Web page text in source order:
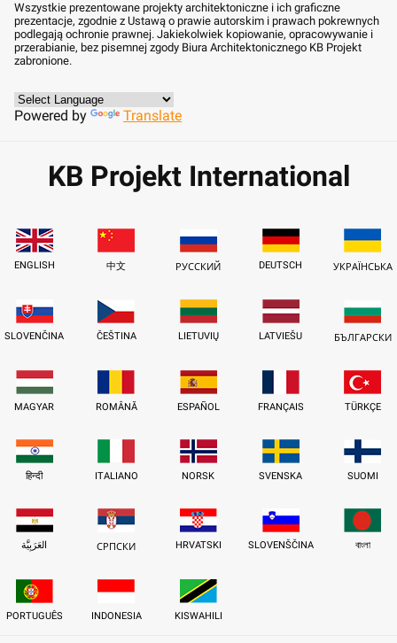
Wszystkie prezentowane projekty architektoniczne i ich graficzne
prezentacje, zgodnie z Ustawą o prawie autorskim i prawach pokrewnych
podlegają ochronie prawnej. Jakiekolwiek kopiowanie, opracowywanie i
przerabianie, bez pisemnej zgody Biura Architektonicznego KB Projekt
zabronione.
Powered by Translate
KB Projekt International
ENGLISH 中文 РУССКИЙ DEUTSCH УКРАЇНСЬКА
SLOVENČINA ČEŠTINA LIETUVIŲ LATVIEŠU БЪЛГАРСКИ
MAGYAR ROMÂNĂ ESPAÑOL FRANÇAIS TÜRKÇE
हिन्दी ITALIANO NORSK SVENSKA SUOMI
العَرَبِيَّة СРПСКИ HRVATSKI SLOVENŠČINA বাংলা
PORTUGUÊS INDONESIA KISWAHILI